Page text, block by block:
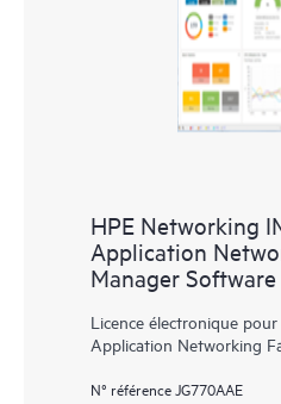
HPE Networking
Application
Manager Software
Licence électronique
Application Networking
N° référence JG770AAE